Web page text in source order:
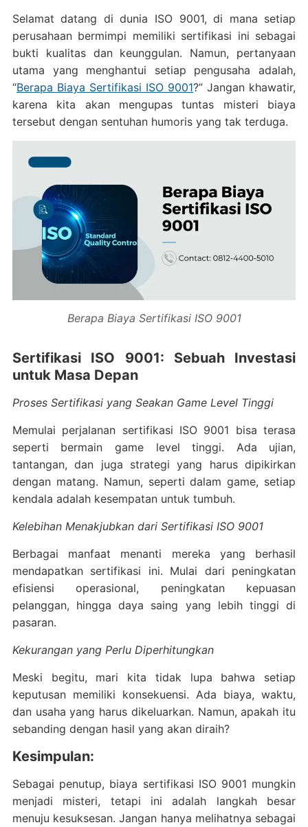
Selamat datang di dunia ISO 9001, di mana setiap
perusahaan bermimpi memiliki sertifikasi ini sebagai
bukti kualitas dan keunggulan. Namun, pertanyaan
utama yang menghantui setiap pengusaha adalah,
“Berapa Biaya Sertifikasi ISO 9001?” Jangan khawatir,
karena kita akan mengupas tuntas misteri biaya
tersebut dengan sentuhan humoris yang tak terduga.
Berapa Biaya Sertifikasi ISO 9001
Sertifikasi ISO 9001: Sebuah Investasi
untuk Masa Depan
Proses Sertifikasi yang Seakan Game Level Tinggi
Memulai perjalanan sertifikasi ISO 9001 bisa terasa
seperti bermain game level tinggi. Ada ujian,
tantangan, dan juga strategi yang harus dipikirkan
dengan matang. Namun, seperti dalam game, setiap
kendala adalah kesempatan untuk tumbuh.
Kelebihan Menakjubkan dari Sertifikasi ISO 9001
Berbagai manfaat menanti mereka yang berhasil
mendapatkan sertifikasi ini. Mulai dari peningkatan
efisiensi operasional, peningkatan kepuasan
pelanggan, hingga daya saing yang lebih tinggi di
pasaran.
Kekurangan yang Perlu Diperhitungkan
Meski begitu, mari kita tidak lupa bahwa setiap
keputusan memiliki konsekuensi. Ada biaya, waktu,
dan usaha yang harus dikeluarkan. Namun, apakah itu
sebanding dengan hasil yang akan diraih?
Kesimpulan:
Sebagai penutup, biaya sertifikasi ISO 9001 mungkin
menjadi misteri, tetapi ini adalah langkah besar
menuju kesuksesan. Jangan hanya melihatnya sebagai